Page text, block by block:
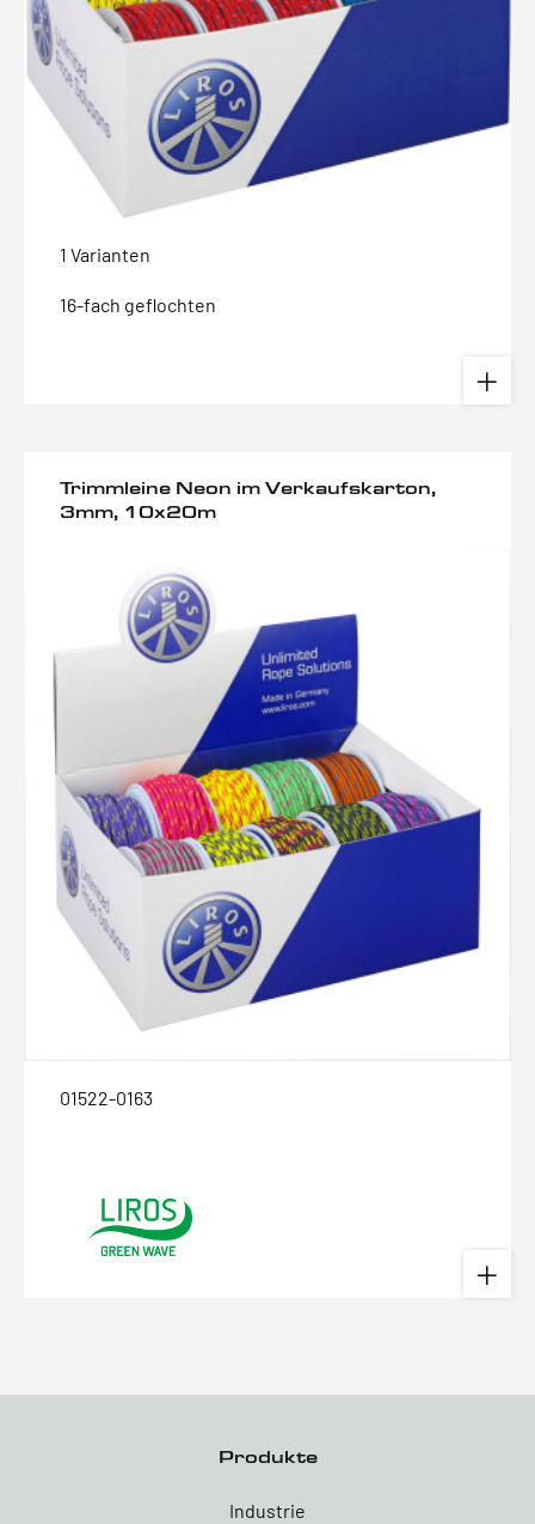
1 Varianten
16-fach geflochten
Trimmleine Neon im Verkaufskarton,
3mm, 10x20m
01522-0163
Produkte
Industrie